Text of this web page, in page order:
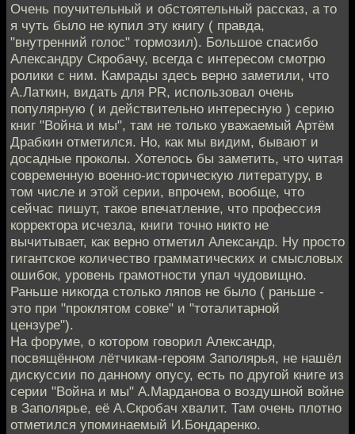
Очень поучительный и обстоятельный рассказ, а то
я чуть было не купил эту книгу ( правда,
"внутренний голос" тормозил). Большое спасибо
Александру Скробачу, всегда с интересом смотрю
ролики с ним. Камрады здесь верно заметили, что
А.Латкин, видать для PR, использовал очень
популярную ( и действительно интересную ) серию
книг "Война и мы", там не только уважаемый Артём
Драбкин отметился. Но, как мы видим, бывают и
досадные проколы. Хотелось бы заметить, что читая
современную военно-историческую литературу, в
том числе и этой серии, впрочем, вообще, что
сейчас пишут, такое впечатление, что профессия
корректора исчезла, книги точно никто не
вычитывает, как верно отметил Александр. Ну просто
гигантское количество грамматических и смысловых
ошибок, уровень грамотности упал чудовищно.
Раньше никогда столько ляпов не было ( раньше -
это при "проклятом совке" и "тоталитарной
цензуре").
На форуме, о котором говорил Александр,
посвящённом лётчикам-героям Заполярья, не нашёл
дискуссии по данному опусу, есть по другой книге из
серии "Война и мы" А.Марданова о воздушной войне
в Заполярье, её А.Скробач хвалит. Там очень плотно
отметился упоминаемый И.Бондаренко.